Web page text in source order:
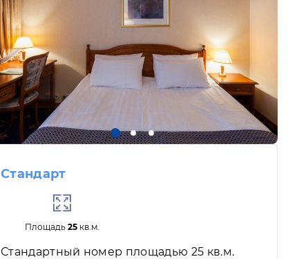
Стандарт
Площадь 25кв.м.
Стандартный номер площадью 25 кв.м.